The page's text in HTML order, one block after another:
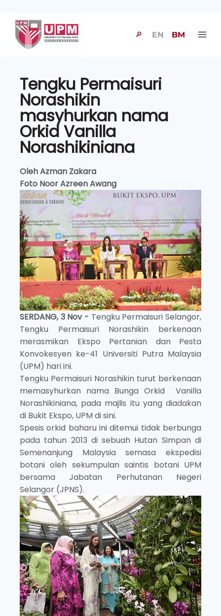
🔎 EN BM
Tengku Permaisuri
Norashikin
masyhurkan nama
Orkid Vanilla
Norashikiniana
Oleh Azman Zakara
Foto Noor Azreen Awang
SERDANG, 3 Nov - Tengku Permaisuri Selangor,
Tengku Permaisuri Norashikin berkenaan
merasmikan Ekspo Pertanian dan Pesta
Konvokesyen ke-41 Universiti Putra Malaysia
(UPM) hari ini.
Tengku Permaisuri Norashikin turut berkenaan
memasyhurkan nama Bunga Orkid Vanilla
Norashikiniana, pada majlis itu yang diadakan
di Bukit Ekspo, UPM di sini.
Spesis orkid baharu ini ditemui tidak berbunga
pada tahun 2013 di sebuah Hutan Simpan di
Semenanjung Malaysia semasa ekspedisi
botani oleh sekumpulan saintis botani UPM
bersama Jabatan Perhutanan Negeri
Selangor (JPNS).